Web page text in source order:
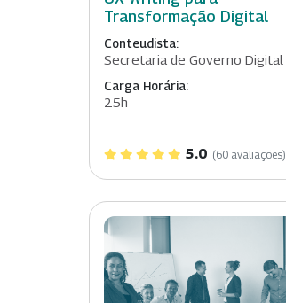
Transformação Digital
Conteudista:
Secretaria de Governo Digital
Carga Horária:
25h
5.0 (60 avaliações)